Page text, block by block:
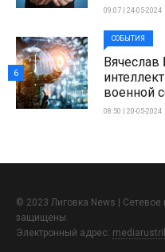
09:07 | 24-05-2024
СОБЫТИЯ
военной
08:50 | 20-05-2024
6
© 2023 Лиговка News | Сетевое
защищены.
Электронный адрес: